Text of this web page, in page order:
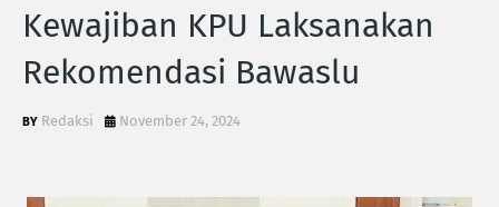
Kewajiban KPU Laksanakan
Rekomendasi Bawaslu
Redaksi November 24, 2024